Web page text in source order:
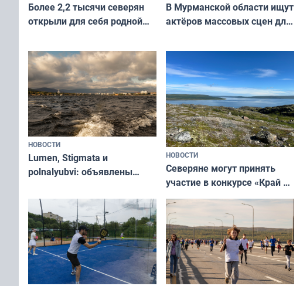
Более 2,2 тысячи северян
открыли для себя родной
«Туризм для своих»
В Мурманской области ищут
актёров массовых сцен для
короткометражном фильме
НОВОСТИ
Lumen, Stigmata и
polnalyubvi: объявлены
«Имандра» в 2026 года
НОВОСТИ
Северяне могут принять
участие в конкурсе «Край у
северной границы: фотогид
по Печенгскому округу»